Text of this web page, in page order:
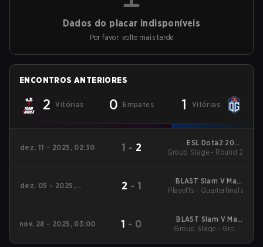
Dados do placar indisponíveis
Por favor, volte mais tarde
ENCONTROS ANTERIORES
2 Vitórias 0 Empates 1 Vitórias
dez. 11 - 2025, 02:30 1 - 2
ESL Dota2 2025
DreamLeague Season
Group Stage - Round 2
dez. 05 - 2025,
2 - 1
BLAST Slam V Main
Event
Playoffs - Quarterfinals
nov. 28 - 2025, 03:00 1 - 0
BLAST Slam V Main
Event
Group Stage - Group